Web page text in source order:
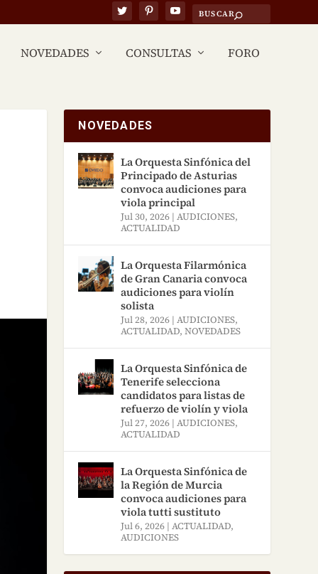
NOVEDADES CONSULTAS FORO
NOVEDADES
La Orquesta Sinfónica del
Principado de Asturias
convoca audiciones para
viola principal
Jul 30, 2026 |AUDICIONES,
ACTUALIDAD
La Orquesta Filarmónica
de Gran Canaria convoca
audiciones para violín
solista
Jul 28, 2026 |AUDICIONES,
ACTUALIDAD,NOVEDADES
La Orquesta Sinfónica de
Tenerife selecciona
candidatos para listas de
refuerzo de violín y viola
Jul 27, 2026 |AUDICIONES,
ACTUALIDAD
La Orquesta Sinfónica de
la Región de Murcia
convoca audiciones para
viola tutti sustituto
Jul 6, 2026 |ACTUALIDAD,
AUDICIONES